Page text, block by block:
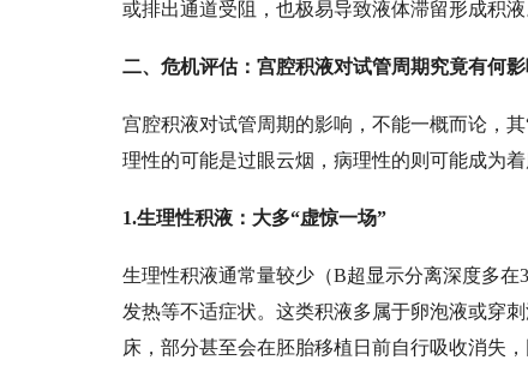
或排出通道受阻，也极易导致液体滞留形成积液
二、危机评估：宫腔积液对试管周期究竟有何影
宫腔积液对试管周期的影响，不能一概而论，其
理性的可能是过眼云烟，病理性的则可能成为着
1.生理性积液：大多“虚惊一场”
生理性积液通常量较少（B超显示分离深度多在
发热等不适症状。这类积液多属于卵泡液或穿
床，部分甚至会在胚胎移植日前自行吸收消失